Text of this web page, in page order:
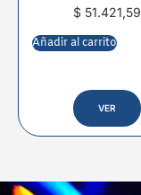
$51.421,59
Añadir al carrito
VER